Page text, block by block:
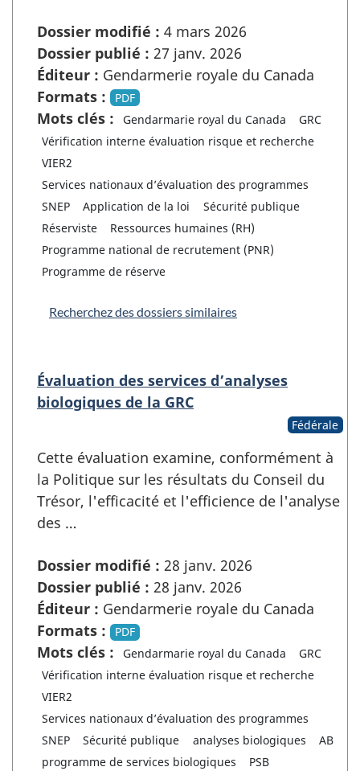
Dossier modifié : 4 mars 2026
Dossier publié : 27 janv. 2026
Éditeur : Gendarmerie royale du Canada
Formats :
PDF
Mots clés : Gendarmarie royal du Canada
GRC
Vérification interne évaluation risque et recherche
VIER2
Services nationaux d’évaluation des programmes
SNEP
Application de la loi
Sécurité publique
Réserviste
Ressources humaines (RH)
Programme national de recrutement (PNR)
Programme de réserve
Recherchez des dossiers similaires
Évaluation des services d’analyses
biologiques de la GRC
Fédérale
Cette évaluation examine, conformément à
la Politique sur les résultats du Conseil du
Trésor, l'efficacité et l'efficience de l'analyse
des …
Dossier modifié : 28 janv. 2026
Dossier publié : 28 janv. 2026
Éditeur : Gendarmerie royale du Canada
Formats :
PDF
Mots clés : Gendarmarie royal du Canada
GRC
Vérification interne évaluation risque et recherche
VIER2
Services nationaux d’évaluation des programmes
SNEP
Sécurité publique analyses biologiques
AB
programme de services biologiques
PSB